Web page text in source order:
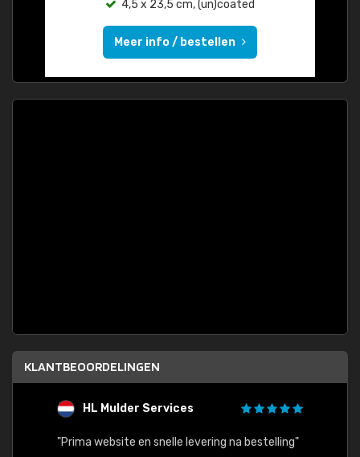
4,5 x 23,5 cm, (un)coated
Meer info / bestellen
KLANTBEOORDELINGEN
HL Mulder Services
"Prima website en snelle levering na bestelling"